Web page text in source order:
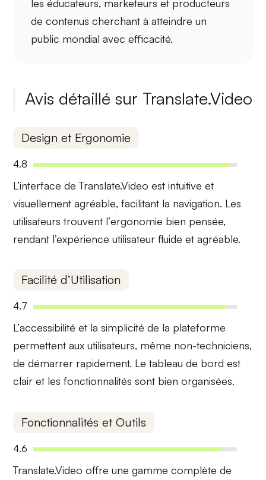
les éducateurs, marketeurs et producteurs
de contenus cherchant à atteindre un
public mondial avec efficacité.
Avis détaillé sur Translate.Video
Design et Ergonomie
4.8
L’interface de Translate.Video estintuitive et
visuellementagréable, facilitant la navigation. Les
utilisateurs trouvent l’ergonomie bien pensée,
rendant l’expérience utilisateur fluide et agréable.
Facilité d’Utilisation
4.7
L’accessibilité et la simplicité de la plateforme
permettent aux utilisateurs, même non-techniciens,
de démarrer rapidement. Letableau de bord est
clair et les fonctionnalités sont bien organisées.
Fonctionnalités et Outils
4.6
Translate.Video offre unegamme complète de